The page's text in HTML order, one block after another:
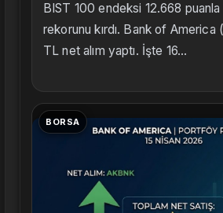
BIST 100 endeksi 12.668 puanla
rekorunu kırdı. Bank of
TL net alım yaptı. İşte 16...
BORSA